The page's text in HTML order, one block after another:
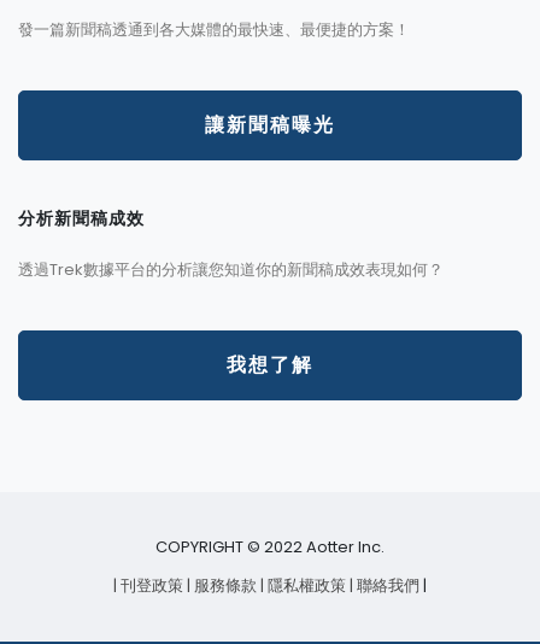
發一篇新聞稿透通到各大媒體的最快速、最便捷的方案！
讓新聞稿曝光
分析新聞稿成效
透過Trek數據平台的分析讓您知道你的新聞稿成效表現如何？
我想了解
COPYRIGHT © 2022 Aotter Inc.
| 刊登政策| 服務條款 | 隱私權政策| 聯絡我們 |